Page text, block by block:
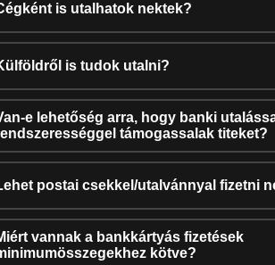
is utalhatok nektek?
is tudok utalni?
e lehetőség arra, hogy banki
támogassalak titeket?
postai csekkel/utalvánnyal fizetni
vannak a bankkártyás fizetések
kötve?